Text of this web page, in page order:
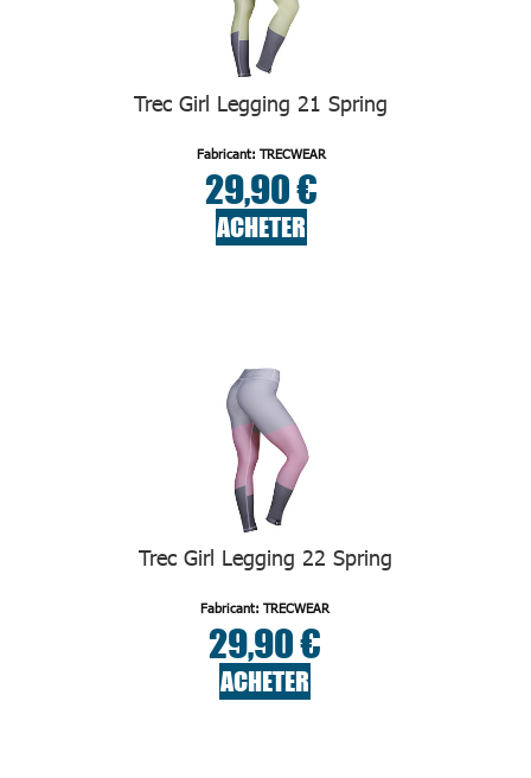
Trec Girl Legging 21 Spring
Fabricant: TRECWEAR
29,90 €
ACHETER
Trec Girl Legging 22 Spring
Fabricant: TRECWEAR
29,90 €
ACHETER